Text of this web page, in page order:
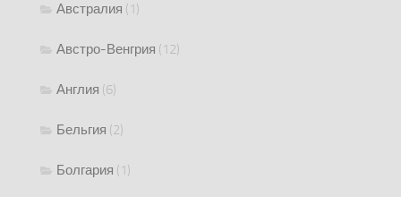
Австралия (1)
Австро-Венгрия (12)
Англия (6)
Бельгия (2)
Болгария (1)